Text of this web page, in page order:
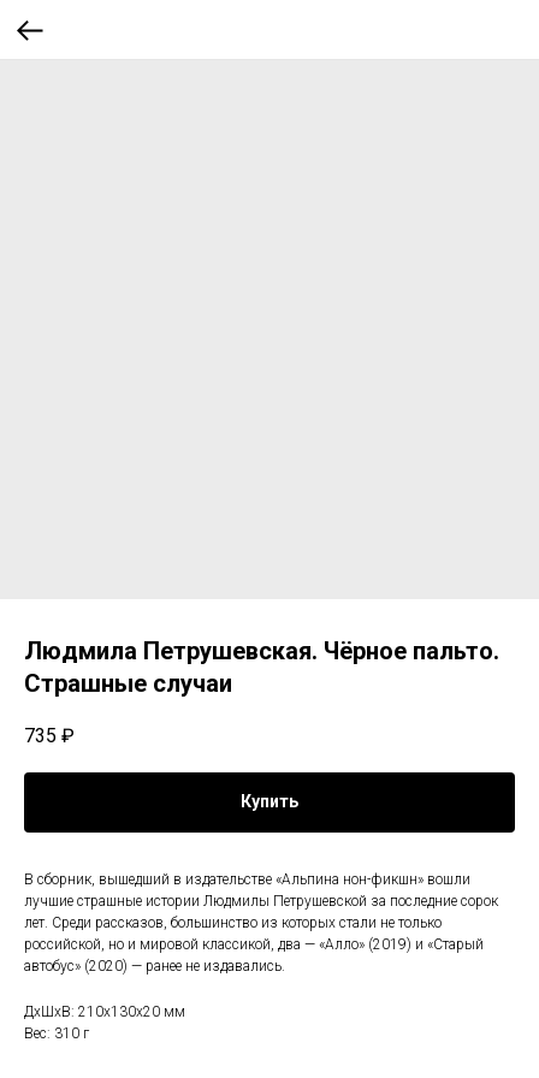
Людмила Петрушевская. Чёрное пальто.
Страшные случаи
735 ₽
Купить
В сборник, вышедший в издательстве «Альпина нон-фикшн» вошли
лучшие страшные истории Людмилы Петрушевской за последние сорок
лет. Среди рассказов, большинство из которых стали не только
российской, но и мировой классикой, два — «Алло» (2019) и «Старый
автобус» (2020) — ранее не издавались.
ДxШxВ: 210x130x20 мм
Вес: 310 г